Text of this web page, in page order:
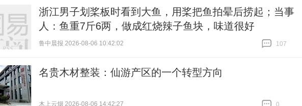
浙江男子划桨板时看到大鱼，用桨把鱼拍晕后捞起；当事
人：鱼重7斤6两，做成红烧辣子鱼块，味道很好
鲁中晨报 2026-08-06 10:42:02
107
名贵木材整装：仙游产区的一个转型方向
木上云烟 2026-08-06 14:42:27
0